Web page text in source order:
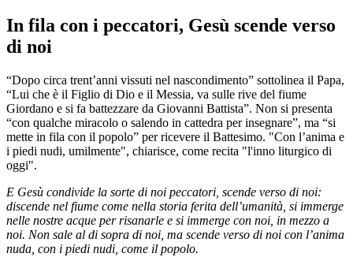
In fila con i peccatori, Gesù scende verso
di noi
“Dopo circa trent’anni vissuti nel nascondimento” sottolinea il Papa,
“Lui che è il Figlio di Dio e il Messia, va sulle rive del fiume
Giordano e si fa battezzare da Giovanni Battista”. Non si presenta
“con qualche miracolo o salendo in cattedra per insegnare”, ma “si
mette in fila con il popolo” per ricevere il Battesimo. "Con l’anima e
i piedi nudi, umilmente", chiarisce, come recita "l'inno liturgico di
oggi".
E Gesù condivide la sorte di noi peccatori, scende verso di noi:
discende nel fiume come nella storia ferita dell’umanità, si immerge
nelle nostre acque per risanarle e si immerge con noi, in mezzo a
noi. Non sale al di sopra di noi, ma scende verso di noi con l’anima
nuda, con i piedi nudi, come il popolo.